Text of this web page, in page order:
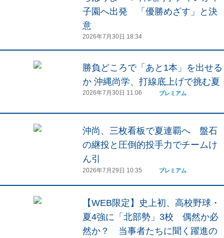
子園へ出発 「優勝めざす」と決
意
2026年7月30日 18:34
勝負どころで「あと1本」を出せる
か 沖縄尚学、打線底上げで挑む夏
2026年7月30日 11:06 プレミアム
沖尚、三枚看板で夏連覇へ 盤石
の継投と圧倒的投手力でチームけ
ん引
2026年7月29日 10:35 プレミアム
【WEB限定】史上初、高校野球・
夏4強に「北部勢」3校 偶然か必
然か？ 当事者たちに聞く躍進の